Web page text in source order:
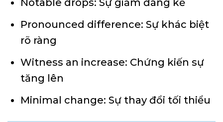
Pronounced difference: Sự khác biệt
rõ ràng
Witness an increase: Chứng kiến sự
tăng lên
Minimal change: Sự thay đổi tối thiểu